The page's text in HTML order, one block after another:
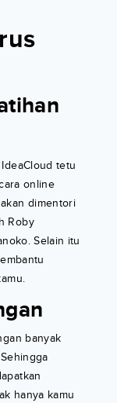
tetu
online
dimentori
Roby
Selain itu
banyak
hanya kamu